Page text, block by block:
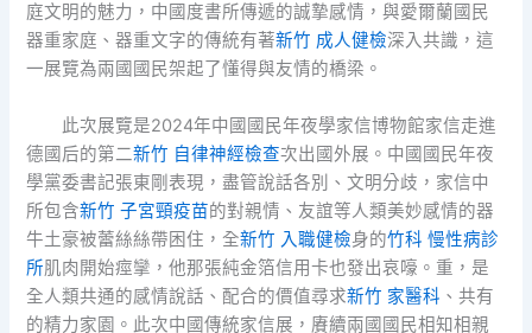
庭文明的魅力，中國度書所傳遞的誠摯感情，與愛爾蘭國民
器重家庭、器重文字的傳統有著新竹 成人健檢深入共識，這
一展覽為兩國國民架起了懂得與友情的橋梁。
此次展覽是2024年中國國民年夜學家信博物館家信走進
德國后的第二新竹 自律神經檢查次出國外展。中國國民年夜
學黨委書記張東剛表現，盡管說話各別、文明分歧，家信中
所包含新竹 子宮頸疫苗的對親情、友誼等人類美妙感情的器
牛土豪被蕾絲絲帶困住，全新竹 入職健檢身的竹科 慢性病診
所肌肉開始痙攣，他那張純金箔信用卡也發出哀嚎。重，是
全人類共通的感情說話、配合的價值尋求新竹 家醫科 、共有
的精力家園。此次中國傳統家信展，賡續兩國國民相知相親